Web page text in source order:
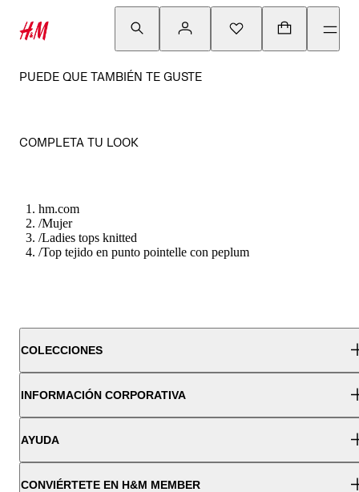
PUEDE QUE TAMBIÉN TE GUSTE
COMPLETA TU LOOK
hm.com
/Mujer
/Ladies tops knitted
/Top tejido en punto pointelle con peplum
COLECCIONES
INFORMACIÓN CORPORATIVA
AYUDA
CONVIÉRTETE EN H&M MEMBER